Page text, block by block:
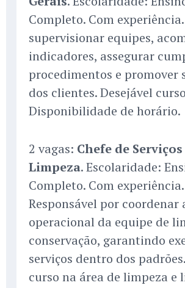
Completo. Com
supervisionar equipes,
indicadores, assegurar
procedimentos e promover
dos clientes. Desejável
Disponibilidade de horário.
2 vagas: Chefe de
Limpeza. Escolaridade:
Completo. Com experiência.
Responsável por coordenar
operacional da equipe de
conservação, garantindo
serviços dentro dos
curso na área de limpeza e